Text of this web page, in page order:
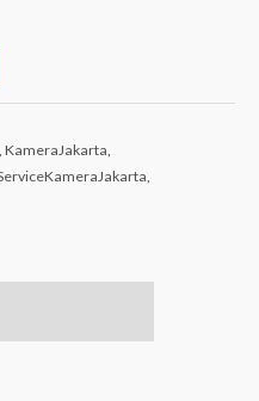
, KameraJakarta,
,